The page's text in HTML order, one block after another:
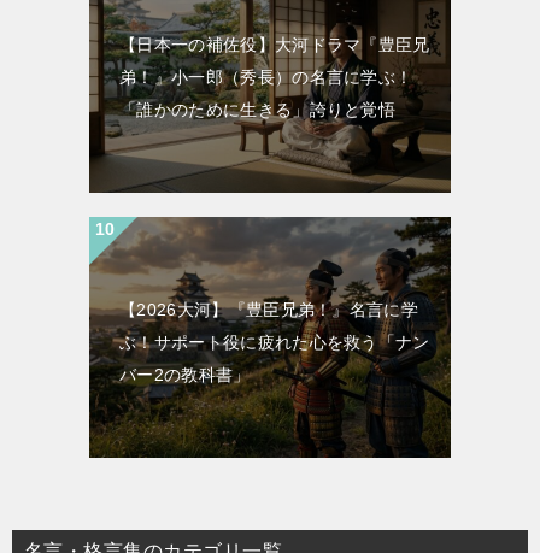
【日本一の補佐役】大河ドラマ『豊臣兄
弟！』小一郎（秀長）の名言に学ぶ！
「誰かのために生きる」誇りと覚悟
【2026大河】『豊臣兄弟！』名言に学
ぶ！サポート役に疲れた心を救う「ナン
バー2の教科書」